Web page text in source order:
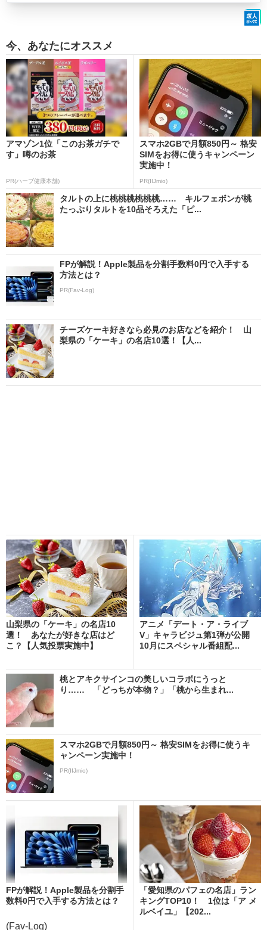
今、あなたにオススメ
アマゾン1位「このお茶ガチで
す」噂のお茶
PR(ハーブ健康本舗)
スマホ2GBで月額850円～ 格安
SIMをお得に使うキャンペーン
実施中！
PR(IIJmio)
タルトの上に桃桃桃桃桃桃…… キルフェボンが桃
たっぷりタルトを10品そろえた「ピ...
FPが解説！Apple製品を分割手数料0円で入手する
方法とは？
PR(Fav-Log)
チーズケーキ好きなら必見のお店などを紹介！ 山
梨県の「ケーキ」の名店10選！【人...
山梨県の「ケーキ」の名店10
選！ あなたが好きな店はど
こ？【人気投票実施中】
アニメ「デート・ア・ライブ
V」キャラビジュ第1弾が公開
10月にスペシャル番組配...
桃とアキクサインコの美しいコラボにうっと
り…… 「どっちが本物？」「桃から生まれ...
スマホ2GBで月額850円～ 格安SIMをお得に使うキ
ャンペーン実施中！
PR(IIJmio)
FPが解説！Apple製品を分割手
数料0円で入手する方法とは？
(Fav-Log)
「愛知県のパフェの名店」ラン
キングTOP10！ 1位は「ア メ
ルベイユ」【202...